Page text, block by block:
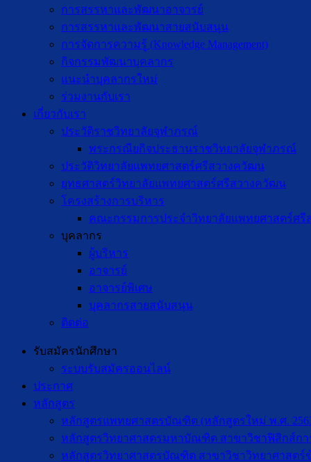
การสรรหาและพัฒนาอาจารย์
การสรรหาและพัฒนาสายสนับสนุน
การจัดการความรู้ (Knowledge Management)
กิจกรรมพัฒนาบุคลากร
แนะนำบุคลากรใหม่
ร่วมงานกับเรา
เกี่ยวกับเรา
ประวัติราชวิทยาลัยจุฬาภรณ์
พระกรณียกิจประธานราชวิทยาลัยจุฬาภรณ์
ประวัติวิทยาลัยแพทยศาสตร์ศรีสวางควัฒน
ยุทธศาสตร์วิทยาลัยแพทยศาสตร์ศรีสวางควัฒน
โครงสร้างการบริหาร
คณะกรรมการประจำวิทยาลัยแพทยศาสตร์ศรี
บุคลากร
ผู้บริหาร
อาจารย์
อาจารย์พิเศษ
บุคลากรสายสนับสนุน
ติดต่อ
รับสมัครนักศึกษา
ระบบรับสมัครออนไลน์
ประกาศ
หลักสูตร
หลักสูตรแพทยศาสตรบัณฑิต (หลักสูตรใหม่ พ.ศ.
หลักสูตรวิทยาศาสตรมหาบัณฑิต สาขาวิชาฟิสิกส์กา
หลักสูตรวิทยาศาสตรบัณฑิต สาขาวิชาวิทยาศาสตร์